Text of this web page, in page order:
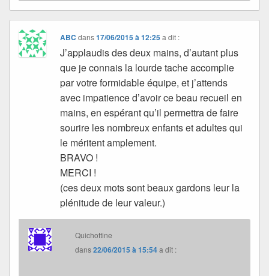
ABC dans17/06/2015 à 12:25 a dit :
J’applaudis des deux mains, d’autant plus
que je connais la lourde tache accomplie
par votre formidable équipe, et j’attends
avec impatience d’avoir ce beau recueil en
mains, en espérant qu’il permettra de faire
sourire les nombreux enfants et adultes qui
le méritent amplement.
BRAVO !
MERCI !
(ces deux mots sont beaux gardons leur la
plénitude de leur valeur.)
Quichottine
dans22/06/2015 à 15:54a dit :